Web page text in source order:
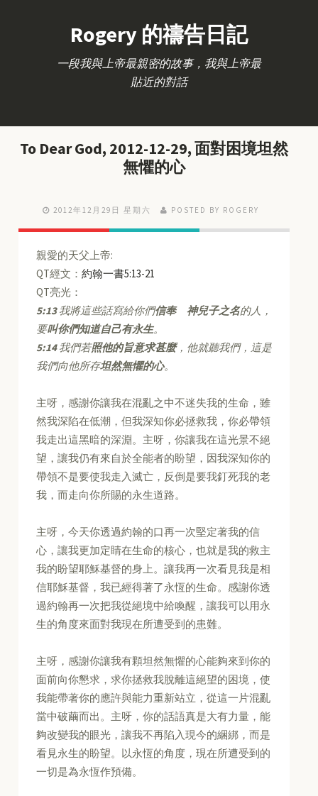
Rogery 的禱告日記
一段我與上帝最親密的故事，我與上帝最
貼近的對話
To Dear God, 2012-12-29, 面對困境坦然
無懼的心
2012年12月29日 星期六 POSTED BY ROGERY
親愛的天父上帝:
QT經文：約翰一書5:13-21
QT亮光：
5:13我將這些話寫給你們信奉 神兒子之名的人，
要叫你們知道自己有永生。
5:14我們若照他的旨意求甚麼，他就聽我們，這是
我們向他所存坦然無懼的心。
主呀，感謝你讓我在混亂之中不迷失我的生命，雖
然我深陷在低潮，但我深知你必拯救我，你必帶領
我走出這黑暗的深淵。主呀，你讓我在這光景不絕
望，讓我仍有來自於全能者的盼望，因我深知你的
帶領不是要使我走入滅亡，反倒是要我釘死我的老
我，而走向你所賜的永生道路。
主呀，今天你透過約翰的口再一次堅定著我的信
心，讓我更加定睛在生命的核心，也就是我的救主
我的盼望耶穌基督的身上。讓我再一次看見我是相
信耶穌基督，我已經得著了永恆的生命。感謝你透
過約翰再一次把我從絕境中給喚醒，讓我可以用永
生的角度來面對我現在所遭受到的患難。
主呀，感謝你讓我有顆坦然無懼的心能夠來到你的
面前向你懇求，求你拯救我脫離這絕望的困境，使
我能帶著你的應許與能力重新站立，從這一片混亂
當中破繭而出。主呀，你的話語真是大有力量，能
夠改變我的眼光，讓我不再陷入現今的綑綁，而是
看見永生的盼望。以永恆的角度，現在所遭受到的
一切是為永恆作預備。